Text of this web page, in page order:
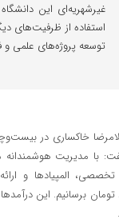
غیرشهریه‌ای این
استفاده از ظرفیت‌های
توسعه پروژه‌های علمی
خاکساری در
با مدیریت هوشمندانه
المپیادها و
خود را به بیش از ۲۶ میلیارد